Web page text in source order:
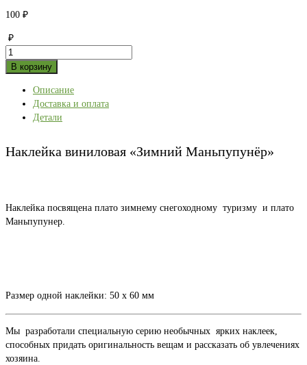
100 ₽
₽
Количество
товара
виниловая
«Зимний
Маньпупунёр»
В корзину
Описание
Доставка и оплата
Детали
Наклейка виниловая «Зимний Маньпупунёр»
Наклейка посвящена плато зимнему снегоходному туризму и плато
Маньпупунер.
Размер одной наклейки: 50 х 60 мм
Мы разработали специальную серию необычных ярких наклеек,
способных придать оригинальность вещам и рассказать об увлечениях
хозяина.